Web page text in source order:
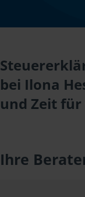
bei Ilona
und Zeit
Ihre